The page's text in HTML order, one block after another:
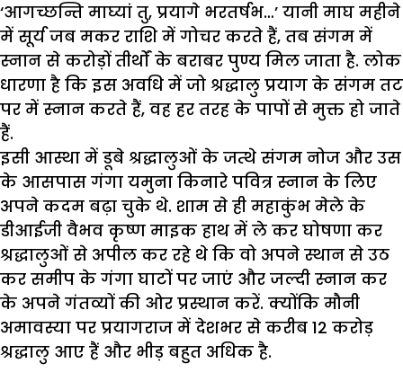
‘आगच्छन्ति माघ्यां तु, प्रयागे भरतर्षभ…’ यानी माघ महीने
में सूर्य जब मकर राशि में गोचर करते हैं, तब संगम में
स्नान से करोड़ों तीर्थों के बराबर पुण्य मिल जाता है. लोक
धारणा है कि इस अवधि में जो श्रद्धालु प्रयाग के संगम तट
पर में स्नान करते हैं, वह हर तरह के पापों से मुक्त हो जाते
हैं.
इसी आस्था में डूबे श्रद्धालुओं के जत्थे संगम नोज और उस
के आसपास गंगा यमुना किनारे पवित्र स्नान के लिए
अपने कदम बढ़ा चुके थे. शाम से ही महाकुंभ मेले के
डीआईजी वैभव कृष्ण माइक हाथ में ले कर घोषणा कर
श्रद्धालुओं से अपील कर रहे थे कि वो अपने स्थान से उठ
कर समीप के गंगा घाटों पर जाएं और जल्दी स्नान कर
के अपने गंतव्यों की ओर प्रस्थान करें. क्योंकि मौनी
अमावस्या पर प्रयागराज में देशभर से करीब 12 करोड़
श्रद्धालु आए हैं और भीड़ बहुत अधिक है.